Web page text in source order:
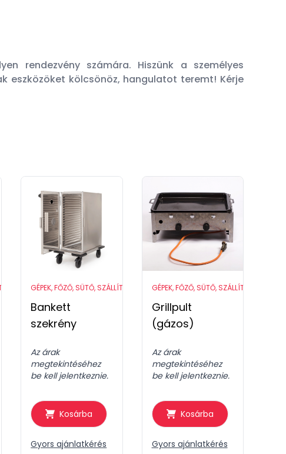
rendezvény számára. Hiszünk a személyes
eszközöket kölcsönöz, hangulatot teremt! Kérje
ESZKÖZÖKGÉPEK, FŐZŐ, SÜTŐ, SZÁLLÍTÓ ESZKÖZÖK
Bankett
szekrény
Az árak
megtekintéséhez
be kell jelentkeznie.
Kosárba
Gyors ajánlatkérés
GÉPEK, FŐZŐ, SÜTŐ, SZÁLLÍTÓ ESZKÖZÖK
Grillpult
(gázos)
Az árak
megtekintéséhez
be kell jelentkeznie.
Kosárba
Gyors ajánlatkérés